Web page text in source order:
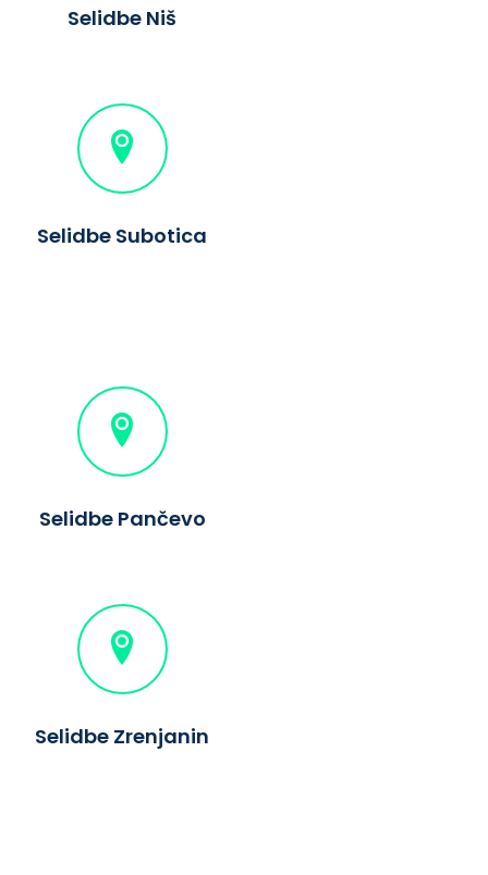
Selidbe Niš
Selidbe Subotica
Selidbe Pančevo
Selidbe Zrenjanin